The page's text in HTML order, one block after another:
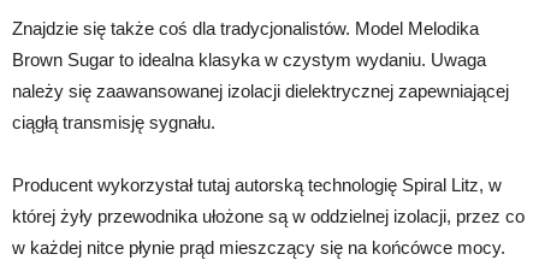
Znajdzie się także coś dla tradycjonalistów. Model Melodika
Brown Sugar to idealna klasyka w czystym wydaniu. Uwaga
należy się zaawansowanej izolacji dielektrycznej zapewniającej
ciągłą transmisję sygnału.
Producent wykorzystał tutaj autorską technologię Spiral Litz, w
której żyły przewodnika ułożone są w oddzielnej izolacji, przez co
w każdej nitce płynie prąd mieszczący się na końcówce mocy.